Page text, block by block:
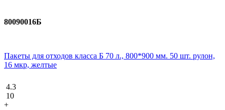
80090016Б
Пакеты для отходов класса Б 70 л., 800*900 мм. 50 шт. рулон,
16 мкр, желтые
4.3
10
+